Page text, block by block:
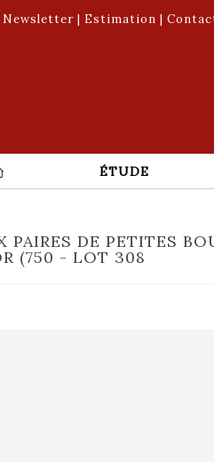
Newsletter | Estimation |
ÉTUDE
PAIRES DE PETITES
(750 - LOT 308